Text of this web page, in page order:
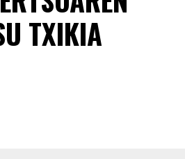
TXIKIA